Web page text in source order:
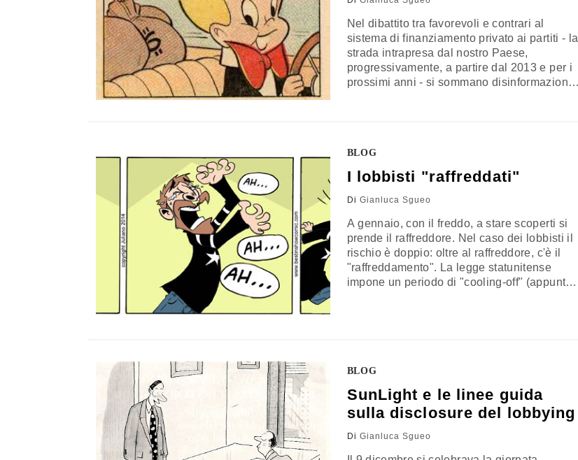
Nel dibattito tra favorevoli e contrari al
sistema di finanziamento privato ai partiti - la
strada intrapresa dal nostro Paese,
progressivamente, a partire dal 2013 e per i
prossimi anni - si sommano disinformazione
lo abbiamo…
BLOG
I lobbisti "raffreddati"
Di Gianluca Sgueo
A gennaio, con il freddo, a stare scoperti si
prende il raffreddore. Nel caso dei lobbisti il
rischio è doppio: oltre al raffreddore, c'è il
"raffreddamento". La legge statunitense
impone un periodo di "cooling-off" (appunto,
BLOG
SunLight e le linee guida
sulla disclosure del lobbying
Di Gianluca Sgueo